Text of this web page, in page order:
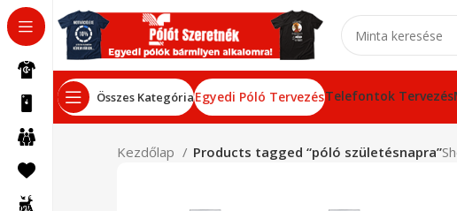
Összes KategóriaEgyedi Póló TervezésTelefontok Tervezés
Kezdőlap Products tagged “póló születésnapra”